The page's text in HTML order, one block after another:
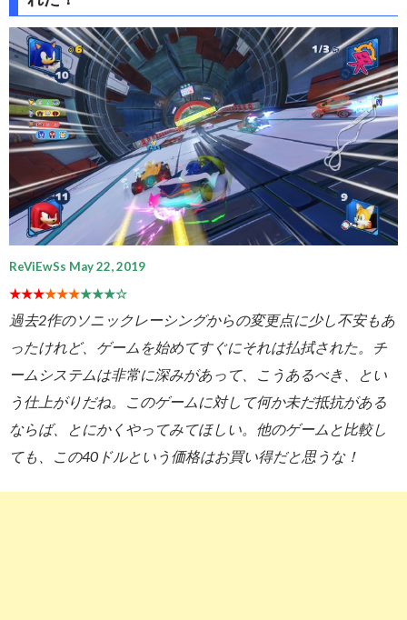
ReViEwSs May 22, 2019
★★★★★★★★★☆
過去2作のソニックレーシングからの変更点に少し不安もあ
ったけれど、ゲームを始めてすぐにそれは払拭された。チ
ームシステムは非常に深みがあって、こうあるべき、とい
う仕上がりだね。このゲームに対して何か未だ抵抗がある
ならば、とにかくやってみてほしい。他のゲームと比較し
ても、この40ドルという価格はお買い得だと思うな！